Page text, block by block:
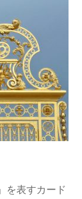
を表すカード